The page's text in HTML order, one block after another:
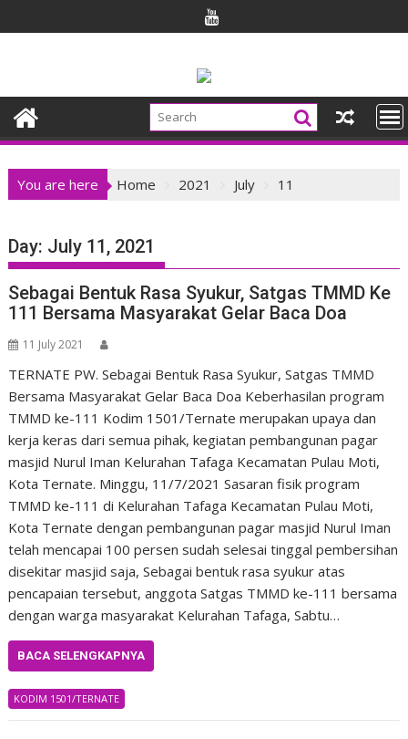
to
You are here Home 2021 July 11
Day: July 11, 2021
Sebagai Bentuk Rasa Syukur, Satgas TMMD Ke
111 Bersama Masyarakat Gelar Baca Doa
11 July 2021
TERNATE PW. Sebagai Bentuk Rasa Syukur, Satgas TMMD
Bersama Masyarakat Gelar Baca Doa Keberhasilan program
TMMD ke-111 Kodim 1501/Ternate merupakan upaya dan
kerja keras dari semua pihak, kegiatan pembangunan pagar
masjid Nurul Iman Kelurahan Tafaga Kecamatan Pulau Moti,
Kota Ternate. Minggu, 11/7/2021 Sasaran fisik program
TMMD ke-111 di Kelurahan Tafaga Kecamatan Pulau Moti,
Kota Ternate dengan pembangunan pagar masjid Nurul Iman
telah mencapai 100 persen sudah selesai tinggal pembersihan
disekitar masjid saja, Sebagai bentuk rasa syukur atas
pencapaian tersebut, anggota Satgas TMMD ke-111 bersama
dengan warga masyarakat Kelurahan Tafaga, Sabtu…
BACA SELENGKAPNYA
KODIM 1501/TERNATE